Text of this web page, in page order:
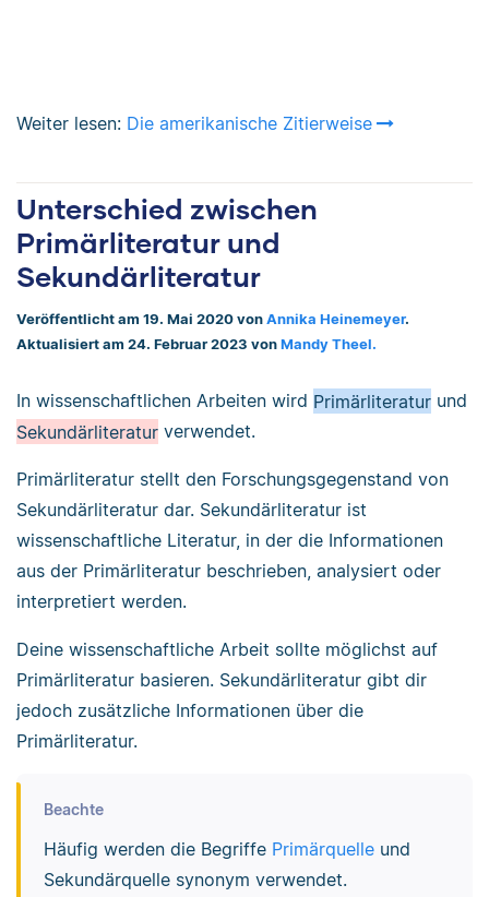
Weiter lesen: Die amerikanische Zitierweise
Unterschied zwischen
Primärliteratur und
Sekundärliteratur
Veröffentlicht am 19. Mai 2020 von Annika Heinemeyer.
Aktualisiert am 24. Februar 2023 von Mandy Theel.
In wissenschaftlichen Arbeiten wird Primärliteratur und
Sekundärliteratur verwendet.
Primärliteratur stellt den Forschungsgegenstand von
Sekundärliteratur dar. Sekundärliteratur ist
wissenschaftliche Literatur, in der die Informationen
aus der Primärliteratur beschrieben, analysiert oder
interpretiert werden.
Deine wissenschaftliche Arbeit sollte möglichst auf
Primärliteratur basieren. Sekundärliteratur gibt dir
jedoch zusätzliche Informationen über die
Primärliteratur.
Beachte
Häufig werden die Begriffe Primärquelleund
Sekundärquelle synonym verwendet.